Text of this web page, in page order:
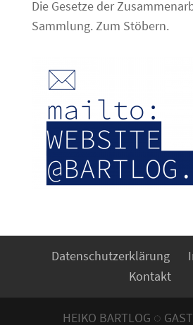
Die Gesetze der
Sammlung. Zum Stöbern.
Datenschutzerklärung
Kontakt
HEIKO BARTLOG ◌